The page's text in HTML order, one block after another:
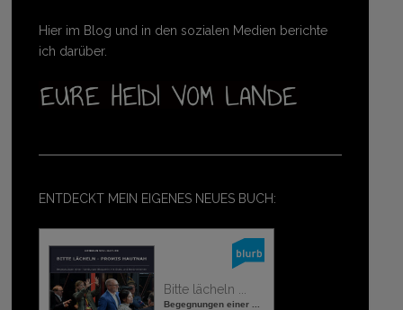
Hier im Blog und in den sozialen Medien berichte
ich darüber.
ENTDECKT MEIN EIGENES NEUES BUCH:
Bitte lächeln ...
Begegnungen einer ...